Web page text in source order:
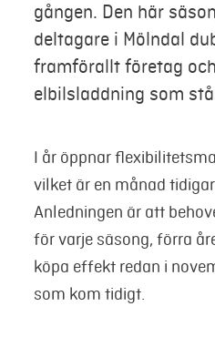
gången. Den här
deltagare i Mölndal
framförallt företag
elbilsladdning som
I år öppnar
vilket är en månad
Anledningen är att
för varje säsong, förra
köpa effekt redan i
som kom tidigt.